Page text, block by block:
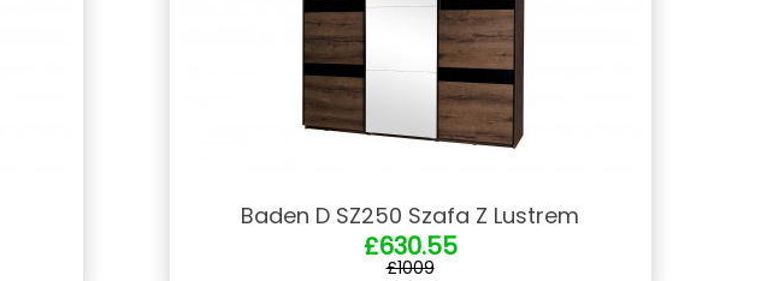
Baden D SZ250 Szafa Z Lustrem
£630.55
£1009